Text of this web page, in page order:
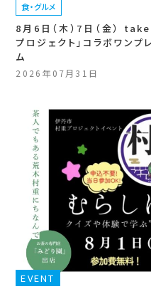
食・グルメ
8月6日（木）7日（金）
プロジェクト」コラボワン
ム
2026年07月31日
EVENT